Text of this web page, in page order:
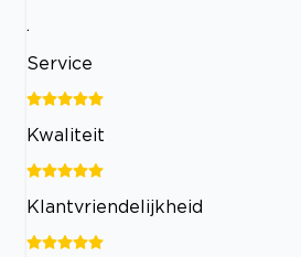
.
Service
Kwaliteit
Klantvriendelijkheid